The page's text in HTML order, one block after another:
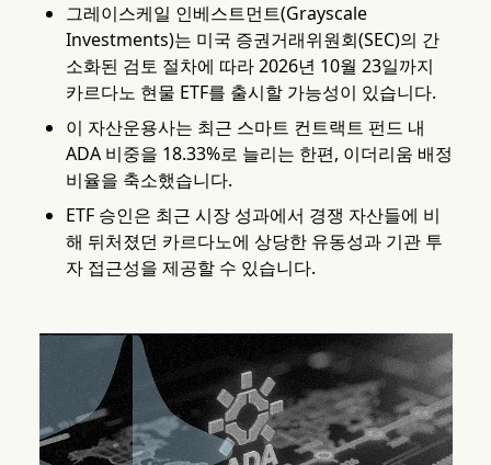
그레이스케일 인베스트먼트(Grayscale
Investments)는 미국 증권거래위원회(SEC)의 간
소화된 검토 절차에 따라 2026년 10월 23일까지
카르다노 현물 ETF를 출시할 가능성이 있습니다.
이 자산운용사는 최근 스마트 컨트랙트 펀드 내
ADA 비중을 18.33%로 늘리는 한편, 이더리움 배정
비율을 축소했습니다.
ETF 승인은 최근 시장 성과에서 경쟁 자산들에 비
해 뒤처졌던 카르다노에 상당한 유동성과 기관 투
자 접근성을 제공할 수 있습니다.